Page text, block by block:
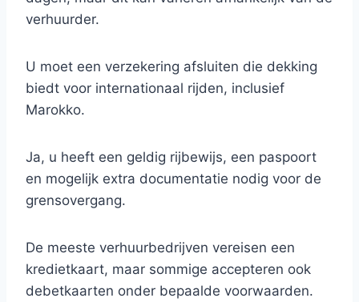
verhuurder.
U moet een verzekering afsluiten die dekking
biedt voor internationaal rijden, inclusief
Marokko.
Ja, u heeft een geldig rijbewijs, een paspoort
en mogelijk extra documentatie nodig voor de
grensovergang.
De meeste verhuurbedrijven vereisen een
kredietkaart, maar sommige accepteren ook
debetkaarten onder bepaalde voorwaarden.